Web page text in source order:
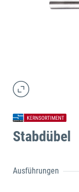
Stabdübel
Ausführungen